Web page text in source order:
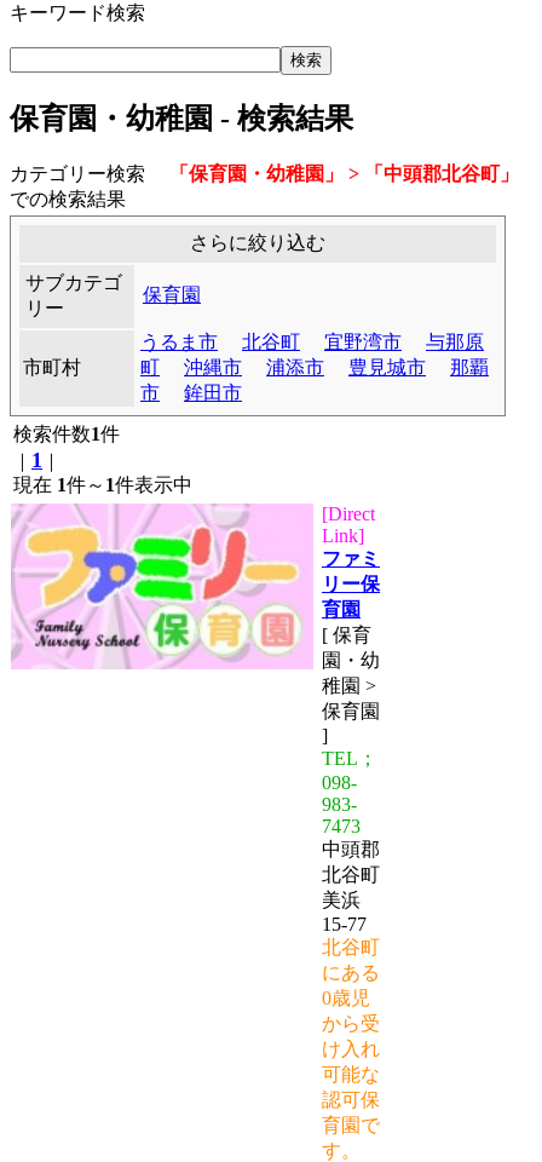
キーワード検索
保育園・幼稚園 - 検索結果
カテゴリー検索
「保育園・幼稚園」 > 「中頭郡北谷町」
での検索結果
さらに絞り込む
サブカテゴ
リー
保育園
市町村
うるま市 北谷町 宜野湾市
与那原
町
沖縄市 浦添市 豊見城市
那覇
市
鉾田市
検索件数1件
1
現在 1件～ 1件表示中
[Direct
Link]
ファミ
リー保
育園
[ 保育
園・幼
稚園 >
保育園
]
TEL；
098-
983-
7473
中頭郡
北谷町
美浜
15-77
北谷町
にある
0歳児
から受
け入れ
可能な
認可保
育園で
す。